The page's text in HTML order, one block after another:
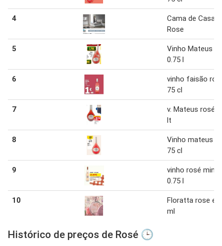
4
Cama de Casal
Rose
5
Vinho Mateus
0.75 l
6
vinho faisão
75 cl
7
v. Mateus rosé
lt
8
Vinho mateus
75 cl
9
vinho rosé
0.75 l
10
Floratta rose
ml
Histórico de preços de Rosé 🕒